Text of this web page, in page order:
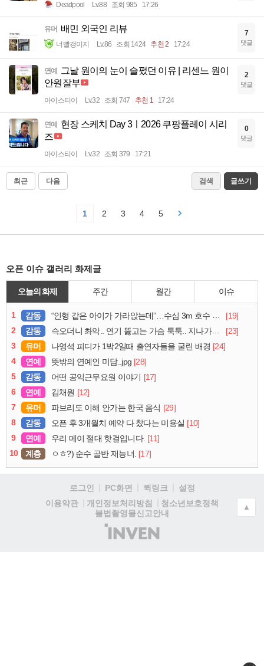
Deadpool Lv.88 조회 985 17:26
유머 배민 외국인 리뷰
너빨갱이지 Lv.86 조회 1424 추천 2 17:24
7
댓글
연예
그날 원이의 눈이 슬펐던 이유 | 리센느 원이
안원잘부
아이스티이 Lv.32 조회 747 추천 1 17:24
2
댓글
연예
현장 스케치 Day 3ㅣ2026 쿠팡플레이 시리
즈
아이스티이 Lv.32 조회 379 17:21
0
댓글
최근 다음 검색 글쓰기
1 2 3 4 5
오픈 이슈 갤러리 화제글
오늘의 화제 주간 월간 이슈
1 감동 “인형 같은 아이가 가라앉는데”…수심 3m 호수 뛰어든 60대 의인
[19]
2
감동 슥오더니 촤악.. 연기 뚫고는 가슴 툭툭.. 지나가던 아재의 정체
[23]
3
유머 나영석 피디가 1박2일때 출연자들을 굴린 배경 [24]
4
연예 뜻밖의 연예인 미담..jpg [28]
5
감동 어떤 공익근무요원 이야기 [17]
6
연예 김채원 [12]
7
유머 파브리도 이해 안가는 한국 음식 [29]
8
감동 오픈 후 3개월치 예약 다 찼다는 미용실 [10]
9
연예 우리 메이 절대 핫걸입니다. [11]
10
계층 ㅇㅎ?) 순수 골반 재능녀. [17]
로그인 PC화면 퀵링크
설정
이용약관
개인정보처리방침
청소년보호정책
불법촬영물신고안내
(주)
인
▲